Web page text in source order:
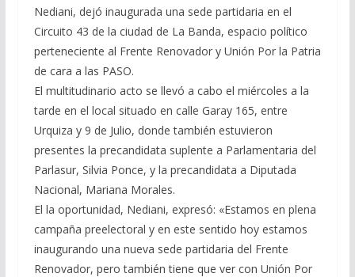
Nediani, dejó inaugurada una sede partidaria en el
Circuito 43 de la ciudad de La Banda, espacio político
perteneciente al Frente Renovador y Unión Por la Patria
de cara a las PASO.
El multitudinario acto se llevó a cabo el miércoles a la
tarde en el local situado en calle Garay 165, entre
Urquiza y 9 de Julio, donde también estuvieron
presentes la precandidata suplente a Parlamentaria del
Parlasur, Silvia Ponce, y la precandidata a Diputada
Nacional, Mariana Morales.
El la oportunidad, Nediani, expresó: «Estamos en plena
campaña preelectoral y en este sentido hoy estamos
inaugurando una nueva sede partidaria del Frente
Renovador, pero también tiene que ver con Unión Por